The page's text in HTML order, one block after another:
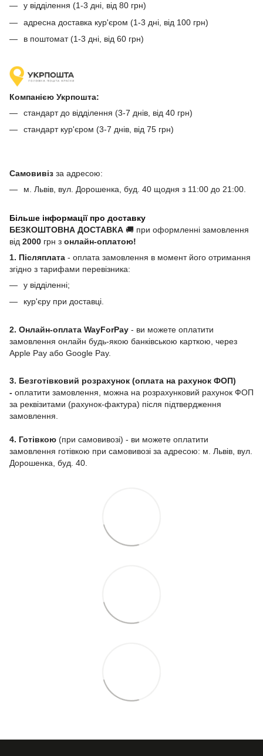
у відділення (1-3 дні, від 80 грн)
адресна доставка кур'єром (1-3 дні, від 100 грн)
в поштомат (1-3 дні, від 60 грн)
Компанією Укрпошта:
стандарт до відділення (3-7 днів, від 40 грн)
стандарт кур'єром (3-7 днів, від 75 грн)
Самовивіз за адресою:
м. Львів, вул. Дорошенка, буд. 40 щодня з 11:00 до 21:00.
Більше інформації про доставку
БЕЗКОШТОВНА ДОСТАВКА 🚚 при оформленні замовлення
від 2000 грн з онлайн-оплатою!
1. Післяплата - оплата замовлення в момент його отримання
згідно з тарифами перевізника:
у відділенні;
кур'єру при доставці.
2. Онлайн-оплата WayForPay - ви можете оплатити
замовлення онлайн будь-якою банківською карткою, через
Apple Pay або Google Pay.
3. Безготівковий розрахунок (оплата на рахунок ФОП)
- оплатити замовлення, можна на розрахунковий рахунок ФОП
за реквізитами (рахунок-фактура) після підтвердження
замовлення.
4. Готівкою (при самовивозі) - ви можете оплатити
замовлення готівкою при самовивозі за адресою: м. Львів, вул.
Дорошенка, буд. 40.